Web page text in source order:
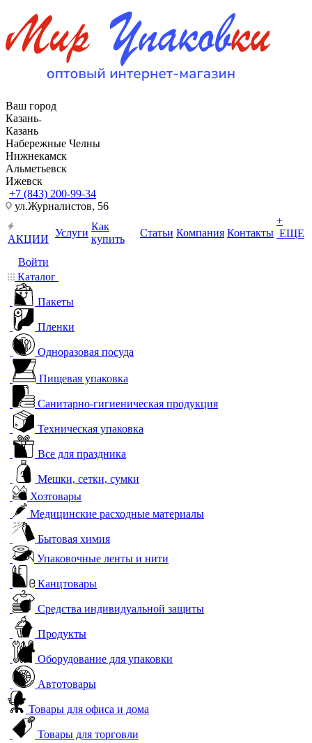
Ваш город
Казань
Казань
Набережные Челны
Нижнекамск
Альметьевск
Ижевск
+7 (843) 200-99-34
ул.Журналистов, 56
АКЦИИ
Услуги
Как
купить
Статьи Компания Контакты
+
ЕЩЕ
Войти
Каталог
Пакеты
Пленки
Одноразовая посуда
Пищевая упаковка
Санитарно-гигиеническая продукция
Техническая упаковка
Все для праздника
Мешки, сетки, сумки
Хозтовары
Медицинские расходные материалы
Бытовая химия
Упаковочные ленты и нити
Канцтовары
Средства индивидуальной защиты
Продукты
Оборудование для упаковки
Автотовары
Товары для офиса и дома
Товары для торговли